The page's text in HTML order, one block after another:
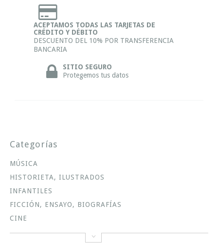
ACEPTAMOS TODAS LAS TARJETAS DE
CRÉDITO Y DÉBITO
DESCUENTO DEL 10% POR TRANSFERENCIA
BANCARIA
SITIO SEGURO
Protegemos tus datos
Categorías
MÚSICA
HISTORIETA, ILUSTRADOS
INFANTILES
FICCIÓN, ENSAYO, BIOGRAFÍAS
CINE